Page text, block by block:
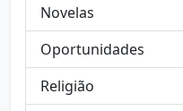
Novelas
Oportunidades
Religião